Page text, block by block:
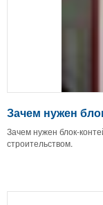
Зачем нужен
Зачем нужен блок-
строительством.